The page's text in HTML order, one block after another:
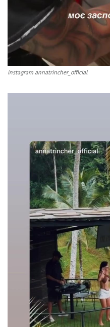
instagram annatrincher_official